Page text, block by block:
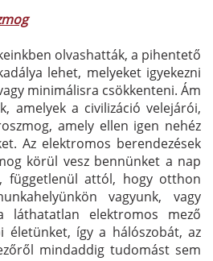
olvashatták, a pihentető
lehet, melyeket igyekezni
minimálisra csökkenteni. Ám
amelyek a civilizáció velejárói,
amely ellen igen nehéz
Az elektromos berendezések
körül vesz bennünket a nap
függetlenül attól, hogy otthon
vagyunk, vagy
láthatatlan elektromos mező
életünket, így a hálószobát, az
mindaddig tudomást sem